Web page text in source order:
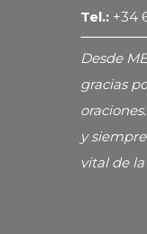
Tel.: +34
Desde
gracias
y
vital de